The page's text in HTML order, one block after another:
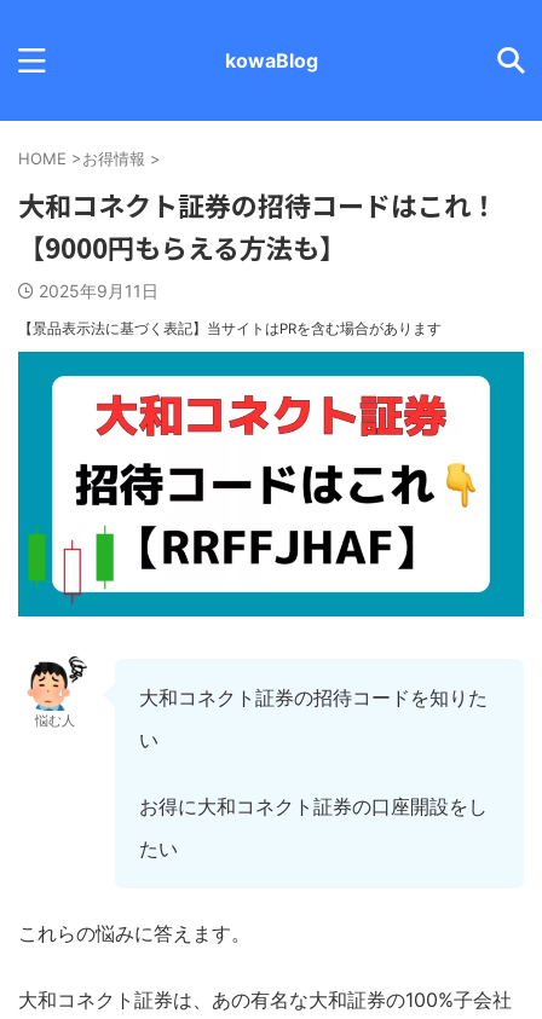
kowaBlog
HOME >お得情報 >
大和コネクト証券の招待コードはこれ！
【9000円もらえる方法も】
2025年9月11日
【景品表示法に基づく表記】 当サイトはPRを含む場合があります
悩む人
大和コネクト証券の招待コードを知りた
い
お得に大和コネクト証券の口座開設をし
たい
これらの悩みに答えます。
大和コネクト証券は、あの有名な大和証券の100%子会社